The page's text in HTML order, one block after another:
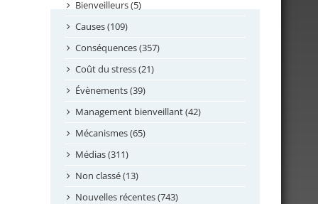
septembre 2024
août 2024
juillet 2024
juin 2024
mai 2024
avril 2024
février 2024
janvier 2024
novembre 2023
octobre 2023
Bienveilleurs (5)
Causes (109)
Conséquences (357)
Coût du stress (21)
Évènements (39)
Management bienveillant (42)
Mécanismes (65)
Médias (311)
Non classé (13)
Nouvelles récentes (743)